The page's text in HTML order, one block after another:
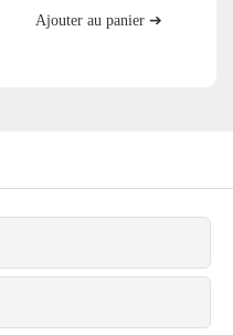
Ajouter au panier ➔